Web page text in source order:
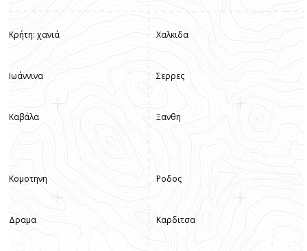
Κρήτη: χανιά
Ιωάννινα
Καβάλα
Χαλκιδα
Σερρες
Ξανθη
Κομοτηνη
Δραμα
Ροδος
Καρδιτσα